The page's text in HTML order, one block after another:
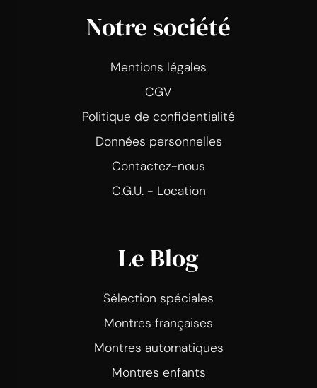
Notre société
Mentions légales
CGV
Politique de confidentialité
Données personnelles
Contactez-nous
C.G.U. - Location
Le Blog
Sélection spéciales
Montres françaises
Montres automatiques
Montres enfants